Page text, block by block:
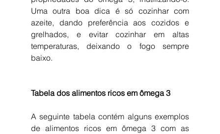
Uma outra boa dica é só cozinhar com
azeite, dando preferência aos cozidos e
grelhados, e evitar cozinhar em altas
temperaturas, deixando o fogo sempre
baixo.
Tabela dos alimentos ricos em ômega 3
A seguinte tabela contém alguns exemplos
de alimentos ricos em ômega 3 com as